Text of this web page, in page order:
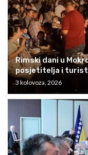
Rimski dani u
posjetitelja i
3 kolovoza, 2026